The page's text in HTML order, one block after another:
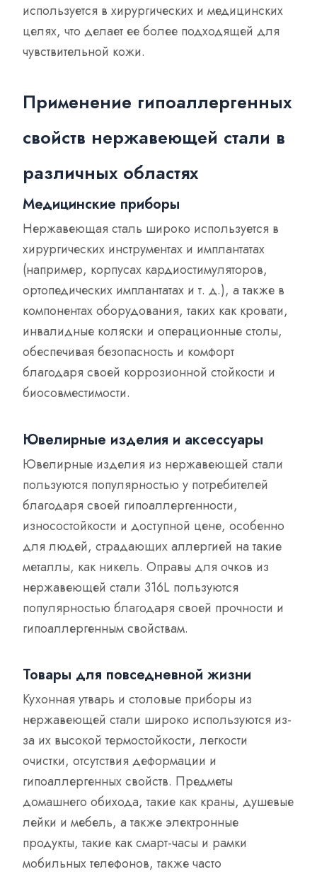
используется в хирургических и медицинских
целях, что делает ее более подходящей для
чувствительной кожи.
Применение гипоаллергенных
свойств нержавеющей стали в
различных областях
Медицинские приборы
Нержавеющая сталь широко используется в
хирургических инструментах и имплантатах
(например, корпусах кардиостимуляторов,
ортопедических имплантатах и т. д.), а также в
компонентах оборудования, таких как кровати,
инвалидные коляски и операционные столы,
обеспечивая безопасность и комфорт
благодаря своей коррозионной стойкости и
биосовместимости.
Ювелирные изделия и аксессуары
Ювелирные изделия из нержавеющей стали
пользуются популярностью у потребителей
благодаря своей гипоаллергенности,
износостойкости и доступной цене, особенно
для людей, страдающих аллергией на такие
металлы, как никель. Оправы для очков из
нержавеющей стали 316L пользуются
популярностью благодаря своей прочности и
гипоаллергенным свойствам.
Товары для повседневной жизни
Кухонная утварь и столовые приборы из
нержавеющей стали широко используются из-
за их высокой термостойкости, легкости
очистки, отсутствия деформации и
гипоаллергенных свойств. Предметы
домашнего обихода, такие как краны, душевые
лейки и мебель, а также электронные
продукты, такие как смарт-часы и рамки
мобильных телефонов, также часто